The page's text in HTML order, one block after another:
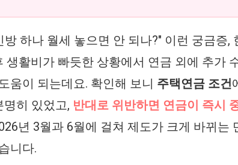
하나 월세 놓으면 안 되나?" 이런 궁금증,
생활비가 빠듯한 상황에서 연금 외에 추가
움이 되는데요. 확인해 보니 주택연금 조건
명히 있었고, 반대로 위반하면 연금이 즉시
년 3월과 6월에 걸쳐 제도가 크게 바뀌는
니다.